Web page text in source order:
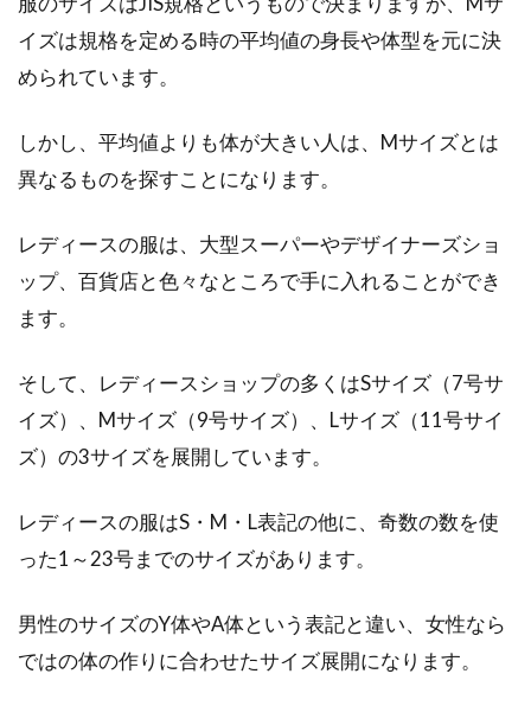
お洒落レディースに人気！
衣装で、...
可愛いスカートのチュール！大人イ
メージの付け方はあるの？
も女性の憧れですね。一方では、チュールスカ
ートは子...
インナーはシャツで！セーターの重
ね着をすっきり見せるコツ
すか？メンズの場合、Tシャツやタートルネッ
クなどを...
イズは規格を定める時の平均値の身長や体型を元に決
められています。
しかし、平均値よりも体が大きい人は、Mサイズとは
異なるものを探すことになります。
レディースの服は、大型スーパーやデザイナーズショ
ップ、百貨店と色々なところで手に入れることができ
ます。
そして、レディースショップの多くはSサイズ（7号サ
イズ）、Mサイズ（9号サイズ）、Lサイズ（11号サイ
ズ）の3サイズを展開しています。
レディースの服はS・M・L表記の他に、奇数の数を使
った1～23号までのサイズがあります。
男性のサイズのY体やA体という表記と違い、女性なら
ではの体の作りに合わせたサイズ展開になります。